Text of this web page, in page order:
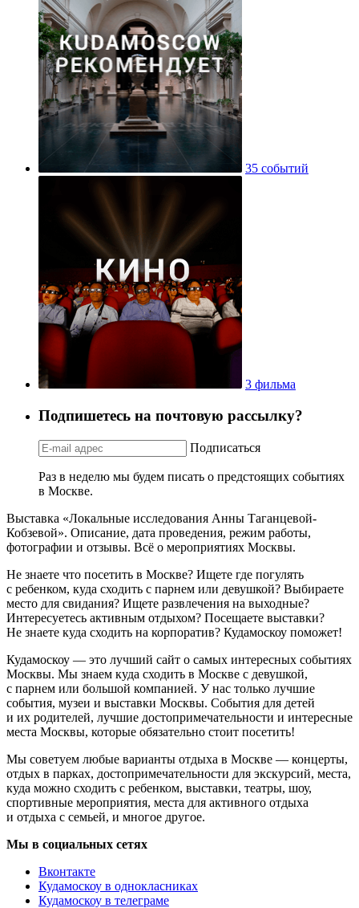
35 событий
3 фильма
Подпишетесь на почтовую рассылку?
Подписаться
Раз в неделю мы будем писать о предстоящих событиях
в Москве.
Выставка «Локальные исследования Анны Таганцевой-
Кобзевой». Описание, дата проведения, режим работы,
фотографии и отзывы. Всё о мероприятиях Москвы.
Не знаете что посетить в Москве? Ищете где погулять
с ребенком, куда сходить с парнем или девушкой? Выбираете
место для свидания? Ищете развлечения на выходные?
Интересуетесь активным отдыхом? Посещаете выставки?
Не знаете куда сходить на корпоратив? Кудамоскоу поможет!
Кудамоскоу — это лучший сайт о самых интересных событиях
Москвы. Мы знаем куда сходить в Москве с девушкой,
с парнем или большой компанией. У нас только лучшие
события, музеи и выставки Москвы. События для детей
и их родителей, лучшие достопримечательности и интересные
места Москвы, которые обязательно стоит посетить!
Мы советуем любые варианты отдыха в Москве — концерты,
отдых в парках, достопримечательности для экскурсий, места,
куда можно сходить с ребенком, выставки, театры, шоу,
спортивные мероприятия, места для активного отдыха
и отдыха с семьей, и многое другое.
Мы в социальных сетях
Вконтакте
Кудамоскоу в однокласниках
Кудамоскоу в телеграме